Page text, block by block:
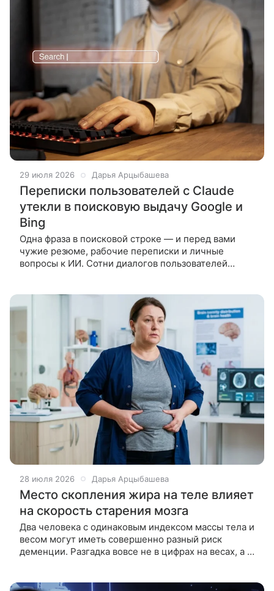
29 июля 2026 Дарья Арцыбашева
Переписки пользователей с Claude
утекли в поисковую выдачу Google и
Bing
Одна фраза в поисковой строке — и перед вами
чужие резюме, рабочие переписки и личные
вопросы к ИИ. Сотни диалогов пользователей
28 июля 2026 Дарья Арцыбашева
Место скопления жира на теле влияет
на скорость старения мозга
Два человека с одинаковым индексом массы тела и
весом могут иметь совершенно разный риск
деменции. Разгадка вовсе не в цифрах на весах, а в